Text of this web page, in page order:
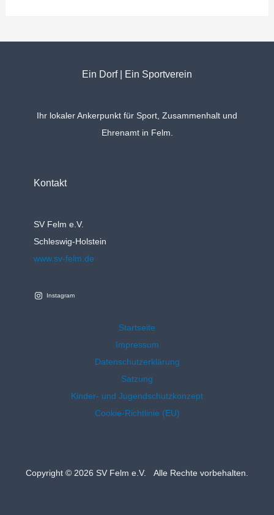
Ein Dorf | Ein Sportverein
Ihr lokaler Ankerpunkt für Sport, Zusammenhalt und
Ehrenamt in Felm.
Kontakt
SV Felm e.V.
Schleswig-Holstein
www.sv-felm.de
Instagram
Startseite
Impressum
Datenschutzerklärung
Satzung
Kinder- und Jugendschutzkonzept
Cookie-Richtlinie (EU)
Copyright © 2026 SV Felm e.V. Alle Rechte vorbehalten.